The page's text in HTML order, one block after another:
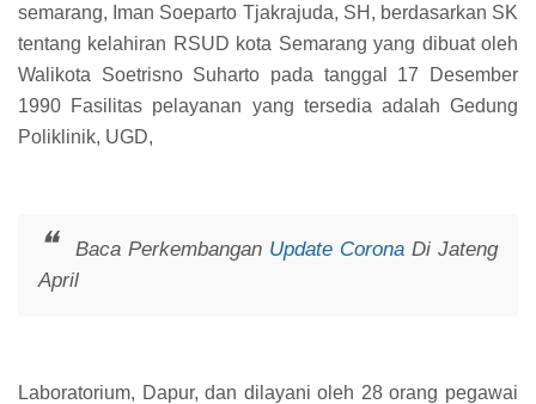
semarang, Iman Soeparto Tjakrajuda, SH, berdasarkan SK
tentang kelahiran RSUD kota Semarang yang dibuat oleh
Walikota Soetrisno Suharto pada tanggal 17 Desember
1990 Fasilitas pelayanan yang tersedia adalah Gedung
Poliklinik, UGD,
Baca Perkembangan Update Corona Di Jateng
April
Laboratorium, Dapur, dan dilayani oleh 28 orang pegawai